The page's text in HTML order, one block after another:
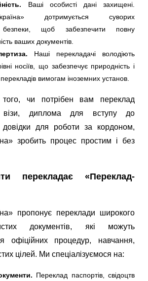
Ваші особисті дані захищені.
Україна» дотримується суворих
безпеки, щоб забезпечити повну
ваших документів.
Наші перекладачі володіють
носіїв, що забезпечує природність і
перекладів вимогам іноземних установ.
чи потрібен вам переклад
візи, диплома для вступу до
довідки для роботи за кордоном,
зробить процес простим і без
перекладає «Переклад-
пропонує переклади широкого
документів, які можуть
офіційних процедур, навчання,
цілей. Ми спеціалізуємося на:
Переклад паспортів, свідоцтв